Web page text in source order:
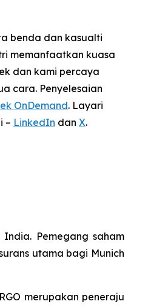
benda dan kasualti
memanfaatkan kuasa
dan kami percaya
cara. Penyelesaian
OnDemand. Layari
– LinkedIn dan X.
Pemegang saham
utama bagi Munich
merupakan peneraju